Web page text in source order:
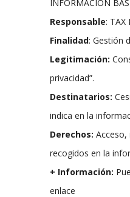
INFORMACIÓN
Responsable: TAX
Finalidad: Gestión
Legitimación:
privacidad”.
Destinatarios:
indica en la
Derechos:
recogidos en la
+ Información:
enlace